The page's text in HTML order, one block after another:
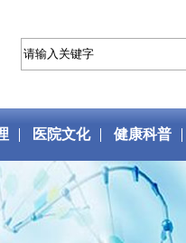
医院文化 健康科普